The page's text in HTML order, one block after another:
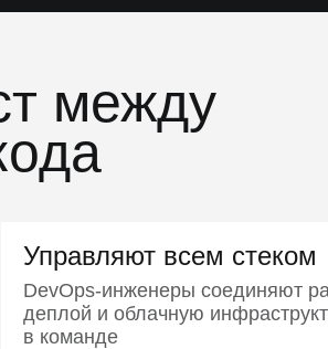
между
Управляют всем стеком
DevOps-инженеры соединяют
деплой и облачную
в команде